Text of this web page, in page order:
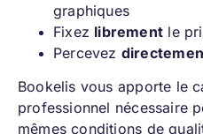
graphiques
Fixez librement le
Percevez
Bookelis vous apporte le
professionnel nécessaire
mêmes conditions de